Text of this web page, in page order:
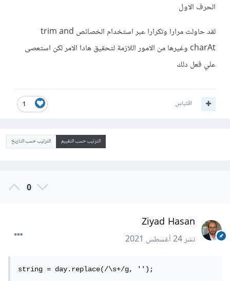
الحرف الاول
لقد حاولت مرارا وتكرارا عبر استخدام الخصائص trim and
charAt وغيرها من الامور اللازمة لتحقيق هادا الامر لكن استعصى
علي فعل دلك
1 اقتباس
الترتيب حسب التقييم الترتيب حسب التاريخ
0
Ziyad Hasan
نشر24 أغسطس 2021
string = day.replace(/\s+/g, '');